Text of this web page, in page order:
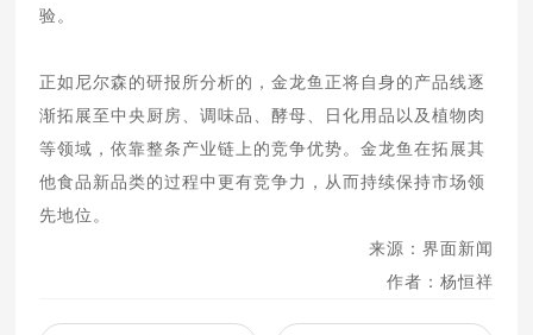
验。
正如尼尔森的研报所分析的，金龙鱼正将自身的产品线逐
渐拓展至中央厨房、调味品、酵母、日化用品以及植物肉
等领域，依靠整条产业链上的竞争优势。金龙鱼在拓展其
他食品新品类的过程中更有竞争力，从而持续保持市场领
先地位。
来源：界面新闻
作者：杨恒祥